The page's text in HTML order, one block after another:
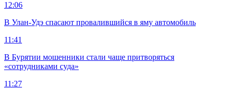
12:06
В Улан-Удэ спасают провалившийся в яму автомобиль
11:41
В Бурятии мошенники стали чаще притворяться
«сотрудниками суда»
11:27